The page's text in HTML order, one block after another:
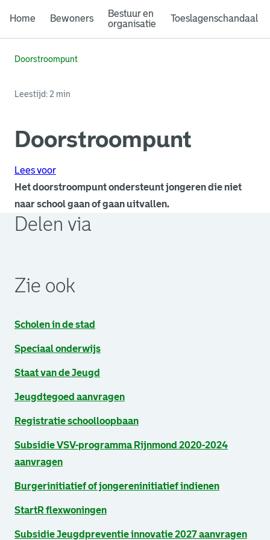
Home Bewoners
Bestuur en
organisatie
Toeslagenschandaal
Doorstroompunt
Leestijd: 2 min
Doorstroompunt
Lees voor
Het doorstroompunt ondersteunt jongeren die niet
naar school gaan of gaan uitvallen.
Delen via
Zie ook
Scholen in de stad
Speciaal onderwijs
Staat van de Jeugd
Jeugdtegoed aanvragen
Registratie schoolloopbaan
Subsidie VSV-programma Rijnmond 2020-2024
aanvragen
Burgerinitiatief of jongereninitiatief indienen
StartR flexwoningen
Subsidie Jeugdpreventie innovatie 2027 aanvragen